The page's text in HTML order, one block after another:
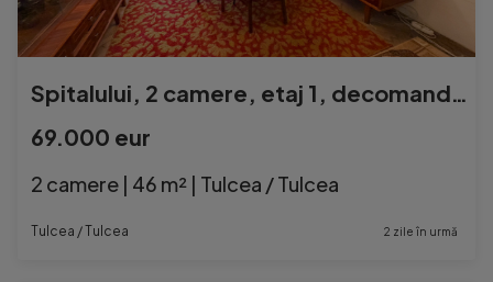
Spitalului, 2 camere, etaj 1, decomandat, 62MP
69.000 eur
2 camere | 46 m² | Tulcea / Tulcea
Tulcea / Tulcea 2 zile în urmă